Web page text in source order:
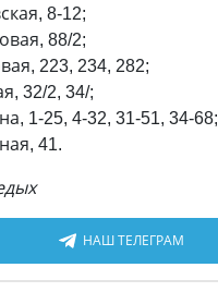
8-12;
88/2;
223, 234, 282;
32/2, 34/;
1-25, 4-32, 31-51, 34-68;
41.
НАШ ТЕЛЕГРАМ